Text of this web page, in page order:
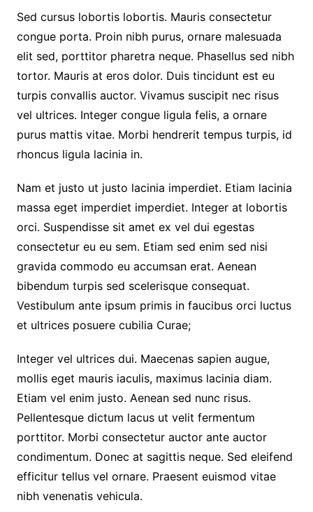
Sed cursus lobortis lobortis. Mauris consectetur
congue porta. Proin nibh purus, ornare malesuada
elit sed, porttitor pharetra neque. Phasellus sed nibh
tortor. Mauris at eros dolor. Duis tincidunt est eu
turpis convallis auctor. Vivamus suscipit nec risus
vel ultrices. Integer congue ligula felis, a ornare
purus mattis vitae. Morbi hendrerit tempus turpis, id
rhoncus ligula lacinia in.
Nam et justo ut justo lacinia imperdiet. Etiam lacinia
massa eget imperdiet imperdiet. Integer at lobortis
orci. Suspendisse sit amet ex vel dui egestas
consectetur eu eu sem. Etiam sed enim sed nisi
gravida commodo eu accumsan erat. Aenean
bibendum turpis sed scelerisque consequat.
Vestibulum ante ipsum primis in faucibus orci luctus
et ultrices posuere cubilia Curae;
Integer vel ultrices dui. Maecenas sapien augue,
mollis eget mauris iaculis, maximus lacinia diam.
Etiam vel enim justo. Aenean sed nunc risus.
Pellentesque dictum lacus ut velit fermentum
porttitor. Morbi consectetur auctor ante auctor
condimentum. Donec at sagittis neque. Sed eleifend
efficitur tellus vel ornare. Praesent euismod vitae
nibh venenatis vehicula.